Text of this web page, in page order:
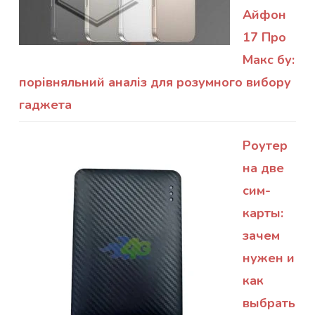
Айфон
17 Про
Макс бу:
порівняльний аналіз для розумного вибору
гаджета
Роутер
на две
сим-
карты:
зачем
нужен и
как
выбрать